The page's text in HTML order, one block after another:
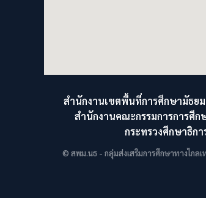
สำนักงานเขตพื้นที่การศึกษามัธย
สำนักงานคณะกรรมการการศึ
กระทรวงศึกษาธิกา
© สพม.นธ - กลุ่มส่งเสริมการศึกษาทางไกล